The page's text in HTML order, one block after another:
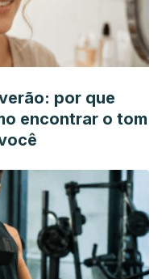
of chamomile tea
research : PTR. 20.
por que
encontrar o tom